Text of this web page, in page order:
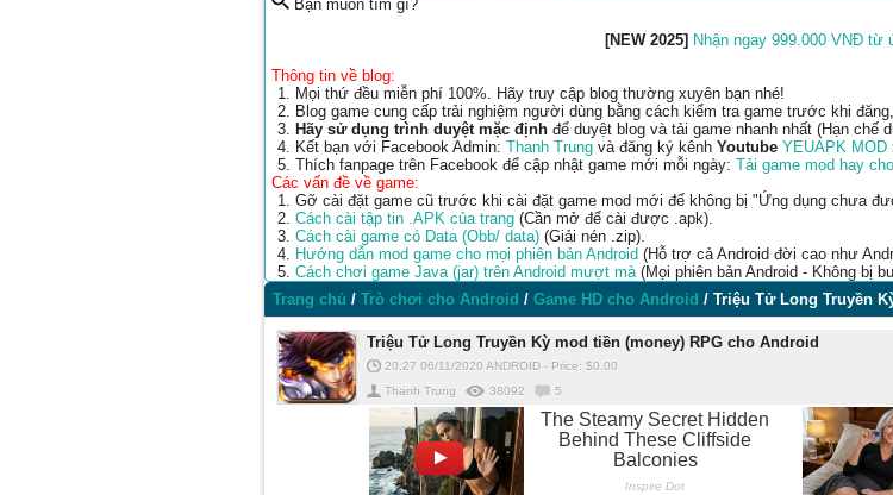
Bạn muốn tìm gì?
[NEW 2025] Nhận ngay 999.000 VNĐ từ
Thông tin về blog:
Mọi thứ đều miễn phí 100%. Hãy truy cập blog thường xuyên bạn nhé!
Blog game cung cấp trải nghiệm người dùng bằng cách kiểm tra game trước khi
Hãy sử dụng trình duyệt mặc định để duyệt blog và tải game nhanh nhất (Hạn chế
Kết bạn với Facebook Admin: Thanh Trung và đăng ký kênh Youtube YEUAPK MOD
Thích fanpage trên Facebook để cập nhật game mới mỗi ngày: Tải game mod hay
Các vấn đề về game:
Gỡ cài đặt game cũ trước khi cài đặt game mod mới để không bị "Ứng dụng chưa
Cách cài tập tin .APK của trang (Cần mở để cài được .apk).
Cách cài game có Data (Obb/ data) (Giải nén .zip).
Hướng dẫn mod game cho mọi phiên bản Android (Hỗ trợ cả Android đời cao như
Cách chơi game Java (jar) trên Android mượt mà(Mọi phiên bản Android - Không bị
Trang chủ / Trò chơi cho Android / Game HD cho Android / Triệu Tử Long Truyền
Triệu Tử Long Truyền Kỳ mod tiền (money) RPG cho Android
20:27 06/11/2020 ANDROID - Price: $0.00
Thanh Trung
38092 5